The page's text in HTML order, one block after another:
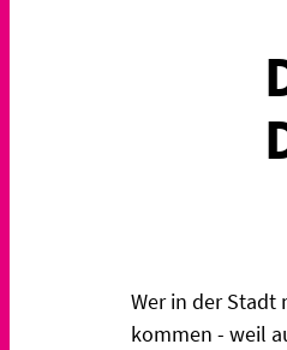
Wer in der Stadt
kommen - weil